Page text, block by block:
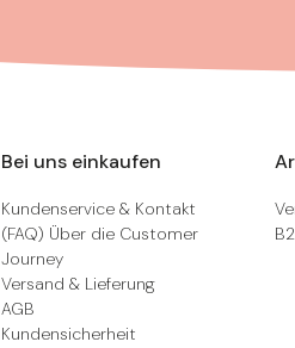
Bei uns einkaufen
Kundenservice & Kontakt
(FAQ) Über die Customer
Journey
Versand & Lieferung
AGB
Kundensicherheit